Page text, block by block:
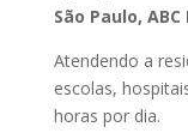
São Paulo,
Atendendo a
escolas,
horas por dia.